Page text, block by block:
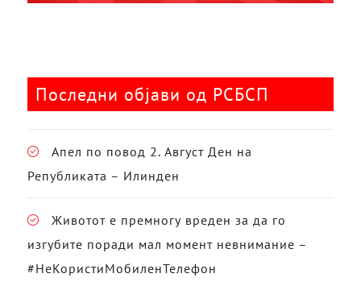
Последни објави од РСБСП
Апел по повод 2. Август Ден на
Републиката – Илинден
Животот е премногу вреден за да го
изгубите поради мал момент невнимание –
#НеКористиМобиленТелефон